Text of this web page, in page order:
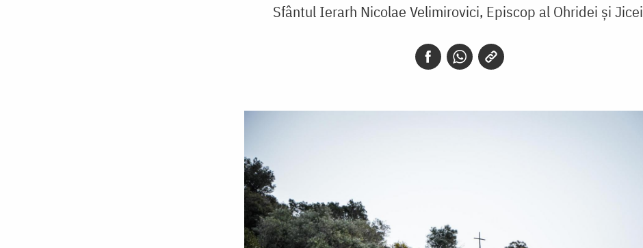
Sfântul Ierarh Nicolae Velimirovici, Episcop al Ohridei și Jicei